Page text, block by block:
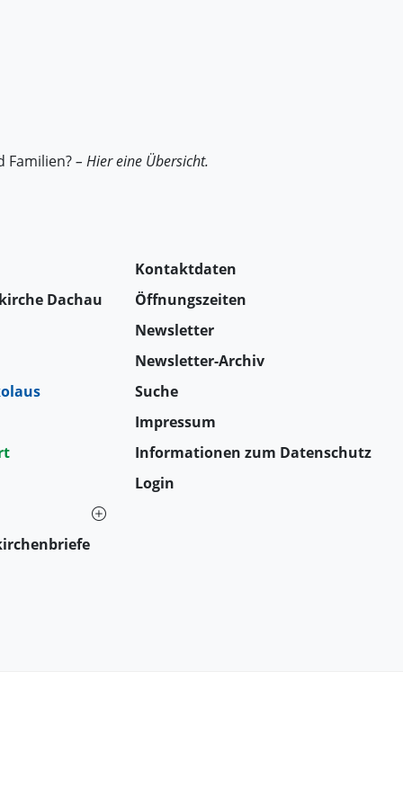
Familien?– Hier eine Übersicht.
Dachau
Kontaktdaten
Öffnungszeiten
Newsletter
Newsletter-Archiv
Suche
Impressum
Informationen zum Datenschutz
Login